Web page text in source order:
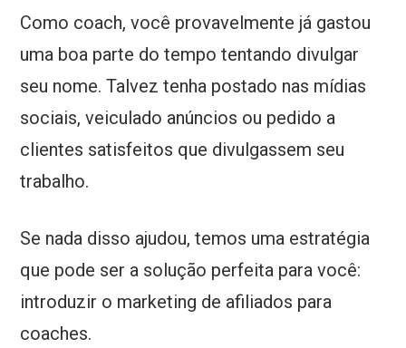
Como coach, você provavelmente já gastou
uma boa parte do tempo tentando divulgar
seu nome. Talvez tenha postado nas mídias
sociais, veiculado anúncios ou pedido a
clientes satisfeitos que divulgassem seu
trabalho.
Se nada disso ajudou, temos uma estratégia
que pode ser a solução perfeita para você:
introduzir o marketing de afiliados para
coaches.